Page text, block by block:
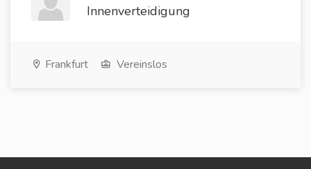
Innenverteidigung
Frankfurt Vereinslos